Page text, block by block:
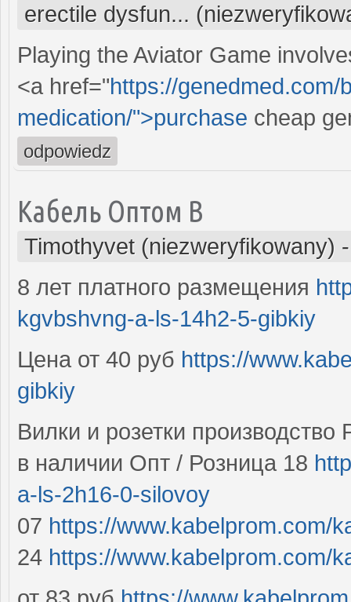
erectile dysfun...
Playing the Aviator Game
<a href="https://
medication/">purchase cheap
odpowiedz
Кабель Оптом В
Timothyvet (niezweryfikowany)
8 лет платного размещения
kgvbshvng-a-ls-14h2-5-gibkiy
Цена от 40 руб https://
gibkiy
Вилки и розетки производство
в наличии Опт / Розница 18
a-ls-2h16-0-silovoy
07 https://www.kabelprom.com/
24 https://www.kabelprom.com/